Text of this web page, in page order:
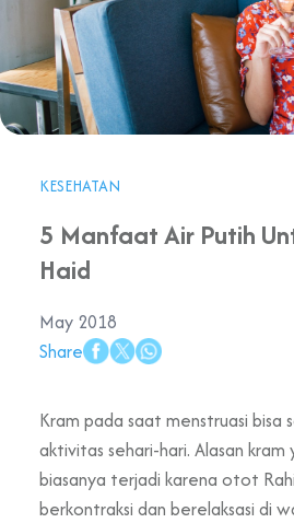
KESEHATAN
5 Manfaat Air Putih
Haid
May 2018
Share
Kram pada saat menstruasi bisa
aktivitas sehari-hari. Alasan kram
biasanya terjadi karena otot
berkontraksi dan berelaksasi di